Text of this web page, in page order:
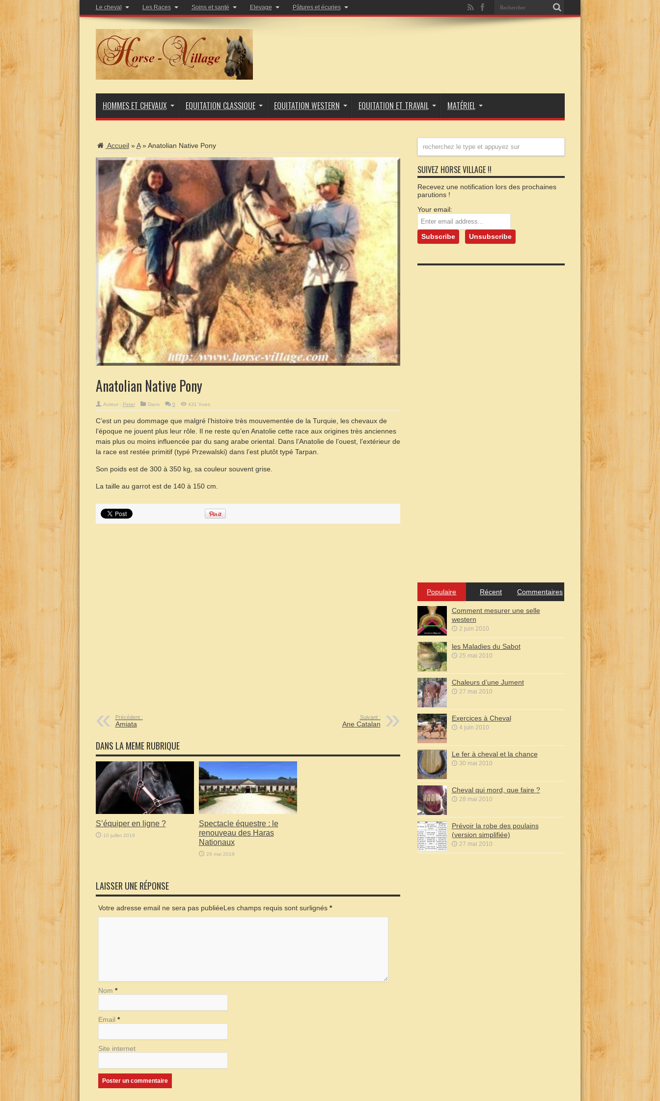
Le cheval Les Races Soins et santé Elevage Pâtures et écuries
HOMMES ET CHEVAUX EQUITATION CLASSIQUE EQUITATION WESTERN EQUITATION ET TRAVAIL MATÉRIEL
Accueil » A » Anatolian Native Pony
Anatolian Native Pony
Auteur : Peter Dans 0 431 Vues
C’est un peu dommage que malgré l’histoire très mouvementée de la Turquie, les chevaux de
l’époque ne jouent plus leur rôle. Il ne reste qu’en Anatolie cette race aux origines très anciennes
mais plus ou moins influencée par du sang arabe oriental. Dans l’Anatolie de l’ouest, l’extérieur de
la race est restée primitif (typé Przewalski) dans l’est plutôt typé Tarpan.
Son poids est de 300 à 350 kg, sa couleur souvent grise.
La taille au garrot est de 140 à 150 cm.
Précédent :
Amiata
Suivant :
Ane Catalan
DANS LA MEME RUBRIQUE
S’équiper en ligne ?
10 juillet 2019
Spectacle équestre : le
renouveau des Haras
Nationaux
29 mai 2019
LAISSER UNE RÉPONSE
Votre adresse email ne sera pas publiéeLes champs requis sont surlignés *
Nom *
Email *
Site internet
SUIVEZ HORSE VILLAGE !!
Recevez une notification lors des prochaines
parutions !
Your email:
Populaire Récent Commentaires
Comment mesurer une selle
western
2 juin 2010
les Maladies du Sabot
25 mai 2010
Chaleurs d’une Jument
27 mai 2010
Exercices à Cheval
4 juin 2010
Le fer à cheval et la chance
30 mai 2010
Cheval qui mord, que faire ?
28 mai 2010
Prévoir la robe des poulains
(version simplifiée)
27 mai 2010